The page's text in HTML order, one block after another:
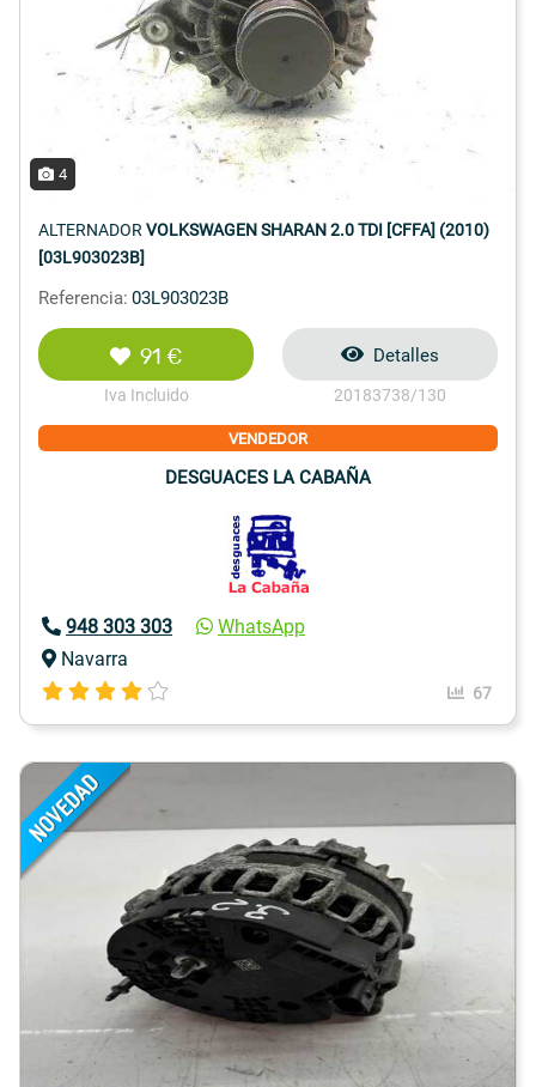
4
ALTERNADOR VOLKSWAGEN SHARAN 2.0 TDI [CFFA] (2010)
[03L903023B]
Referencia: 03L903023B
91 €
Iva Incluido
Detalles
20183738/130
VENDEDOR
DESGUACES LA CABAÑA
948 303 303
WhatsApp
Navarra
67